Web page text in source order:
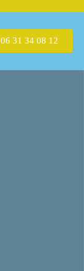
06 31 34 08 12